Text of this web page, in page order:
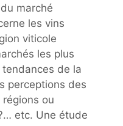
marché
les vins
viticole
les plus
de la
perceptions des
ou
etc. Une étude